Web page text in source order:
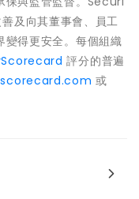
及向其董事會、員工
變得更安全。每個組織
評分的普遍
或